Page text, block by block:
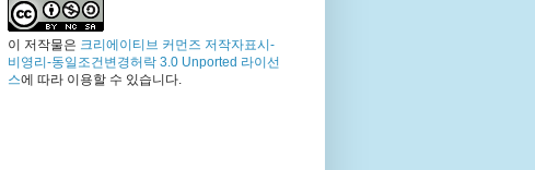
이 저작물은 크리에이티브 커먼즈 저작자표시-
비영리-동일조건변경허락 3.0 Unported 라이선
스에 따라 이용할 수 있습니다.